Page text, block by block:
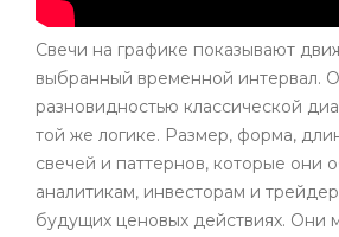
Свечи на графике показывают
выбранный временной интервал.
разновидностью классической
той же логике. Размер, форма,
свечей и паттернов, которые они
аналитикам, инвесторам и
будущих ценовых действиях. Они